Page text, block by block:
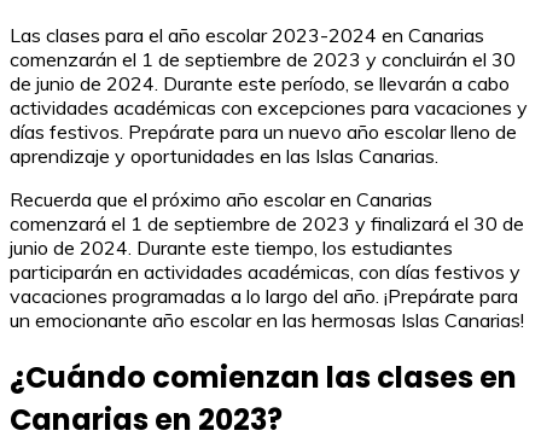
Las clases para el año escolar 2023-2024 en Canarias
comenzarán el 1 de septiembre de 2023 y concluirán el 30
de junio de 2024. Durante este período, se llevarán a cabo
actividades académicas con excepciones para vacaciones y
días festivos. Prepárate para un nuevo año escolar lleno de
aprendizaje y oportunidades en las Islas Canarias.
Recuerda que el próximo año escolar en Canarias
comenzará el 1 de septiembre de 2023 y finalizará el 30 de
junio de 2024. Durante este tiempo, los estudiantes
participarán en actividades académicas, con días festivos y
vacaciones programadas a lo largo del año. ¡Prepárate para
un emocionante año escolar en las hermosas Islas Canarias!
¿Cuándo comienzan las clases en
Canarias en 2023?